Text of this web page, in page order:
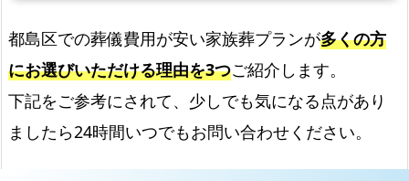
家
族
選
ば
都島区での葬儀費用が安い家族葬プランが多くの方
にお選びいただける理由を3つご紹介します。
下記をご参考にされて、少しでも気になる点があり
ましたら24時間いつでもお問い合わせください。